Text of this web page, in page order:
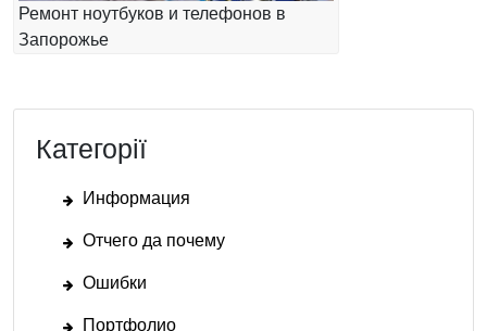
Ремонт ноутбуков и телефонов в
Запорожье
Категорії
Информация
Отчего да почему
Ошибки
Портфолио